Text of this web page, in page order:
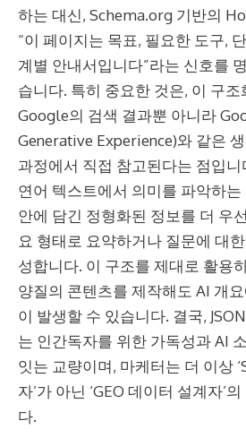
하는 대신, Schema.org 기반의
“이 페이지는 목표, 필요한 도구,
계별 안내서입니다”라는 신호를
습니다. 특히 중요한 것은, 이 구
Google의 검색 결과뿐 아니라
Generative Experience)와 같은
과정에서 직접 참고된다는 점입
연어 텍스트에서 의미를 파악하는
안에 담긴 정형화된 정보를 더 우
요 형태로 요약하거나 질문에 대
성합니다. 이 구조를 제대로 활용
양질의 콘텐츠를 제작해도 AI 개
이 발생할 수 있습니다. 결국,
는 인간독자를 위한 가독성과 AI
잇는 교량이며, 마케터는 더 이상
자’가 아닌 ‘GEO 데이터 설계자’
다.